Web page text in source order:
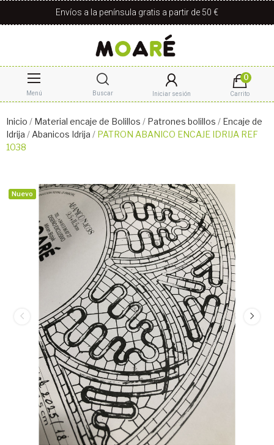
Envíos a la península gratis a partir de 50 €
Menú Buscar Iniciar sesión
0
Carrito
Inicio Material encaje de Bolillos Patrones bolillos
Encaje de
Idrija
Abanicos Idrija
PATRON ABANICO ENCAJE IDRIJA REF
1038
Nuevo